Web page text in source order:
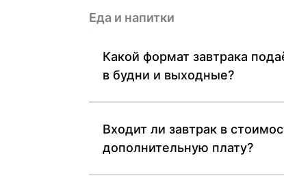
Еда и напитки
Какой формат завтрака
в будни и выходные?
Входит ли завтрак в
дополнительную плату?